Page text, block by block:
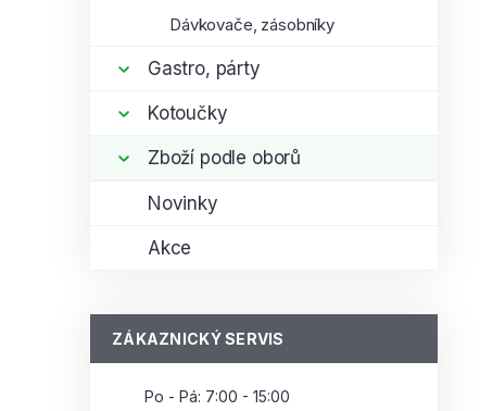
Dávkovače, zásobníky
Gastro, párty
Kotoučky
Zboží podle oborů
Novinky
Akce
ZÁKAZNICKÝ SERVIS
Po - Pá: 7:00 - 15:00